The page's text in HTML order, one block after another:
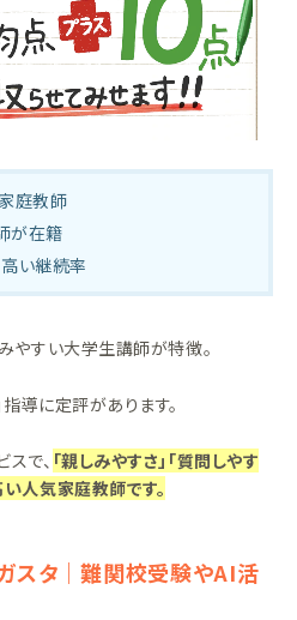
庭教師
が在籍
い継続率
やすい大学生講師が特徴。
導に定評があります。
で、 「親しみやすさ」「質問しやす
人気家庭教師です。
スタ｜難関校受験やAI活